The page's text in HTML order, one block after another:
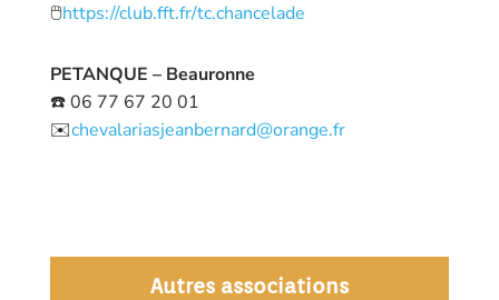
🖱️https://club.fft.fr/tc.chancelade
PETANQUE – Beauronne
☎️ 06 77 67 20 01
✉️chevalariasjeanbernard@orange.fr
Autres associations